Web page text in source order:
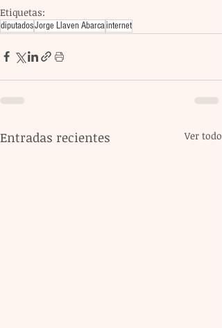
Etiquetas:
diputadosJorge Llaven Abarcainternet
Entradas recientes Ver todo